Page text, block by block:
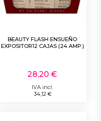
BEAUTY FLASH ENSUEÑO
EXPOSITOR12 CAJAS (24 AMP.)
28,20 €
IVA incl.
34,12 €